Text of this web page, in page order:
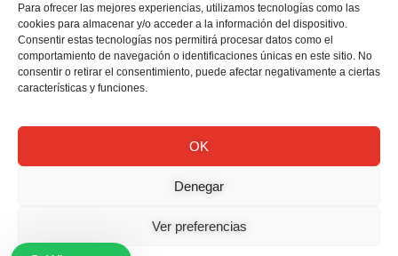
Para ofrecer las mejores experiencias, utilizamos tecnologías como las
cookies para almacenar y/o acceder a la información del dispositivo.
Consentir estas tecnologías nos permitirá procesar datos como el
comportamiento de navegación o identificaciones únicas en este sitio. No
consentir o retirar el consentimiento, puede afectar negativamente a ciertas
características y funciones.
OK
Denegar
Ver preferencias